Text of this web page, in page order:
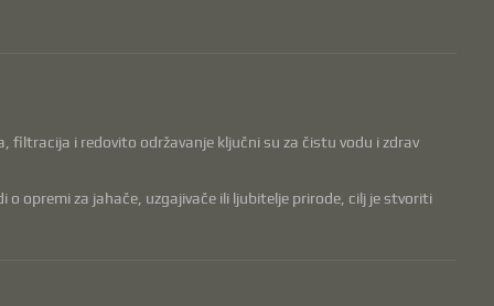
filtracija i redovito održavanje ključni su za čistu vodu i zdrav
opremi za jahače, uzgajivače ili ljubitelje prirode, cilj je stvoriti